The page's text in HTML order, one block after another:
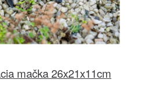
mačka 26x21x11cm